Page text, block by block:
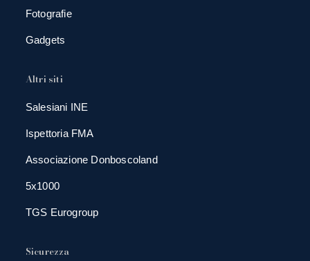
Fotografie
Gadgets
Altri siti
Salesiani INE
Ispettoria FMA
Associazione Donboscoland
5x1000
TGS Eurogroup
Sicurezza